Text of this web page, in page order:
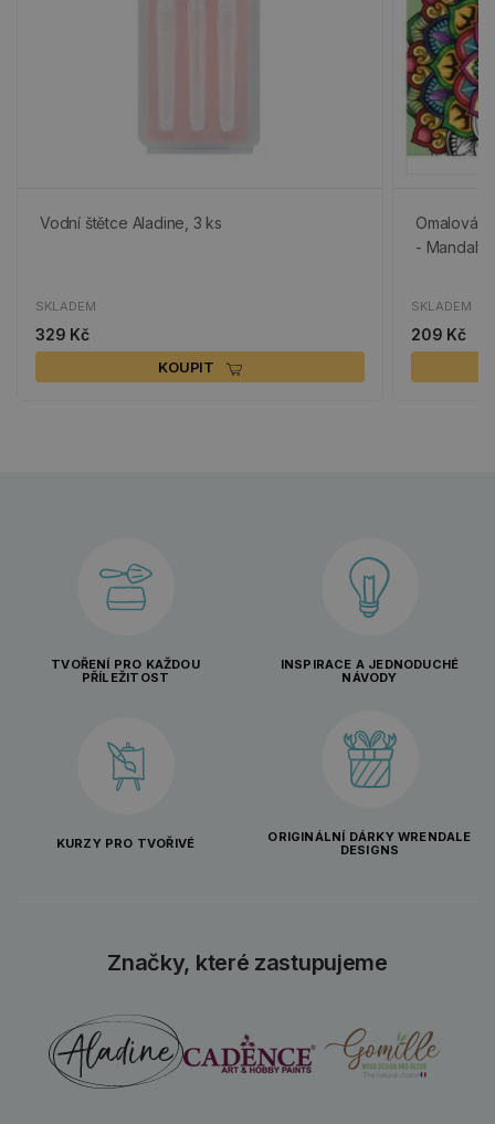
Vodní štětce Aladine, 3 ks
SKLADEM
329 Kč
KOUPIT
- Mandaly
SKLADEM
209 Kč
TVOŘENÍ PRO KAŽDOU
PŘÍLEŽITOST
INSPIRACE A JEDNODUCHÉ
NÁVODY
KURZY PRO TVOŘIVÉ
ORIGINÁLNÍ DÁRKY WRENDALE
DESIGNS
Značky, které zastupujeme